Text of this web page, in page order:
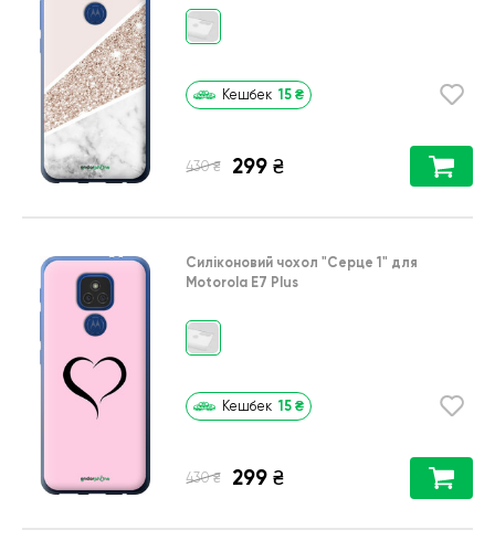
Кешбек 15 ₴
430 ₴ 299 ₴
Силіконовий чохол "Серце 1" для
Motorola E7 Plus
Кешбек 15 ₴
430 ₴ 299 ₴